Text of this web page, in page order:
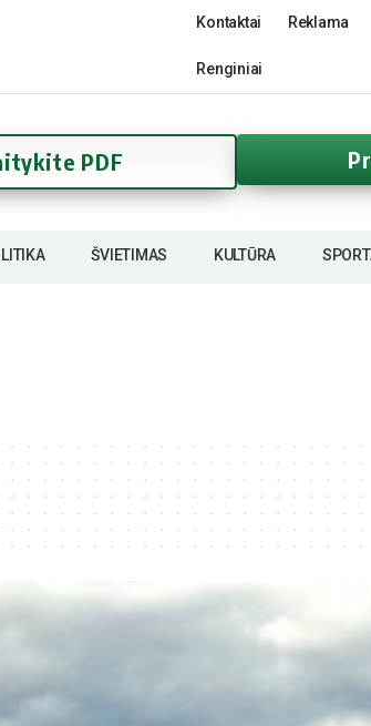
Kontaktai Reklama
Renginiai
PDF
ŠVIETIMAS KULTŪRA